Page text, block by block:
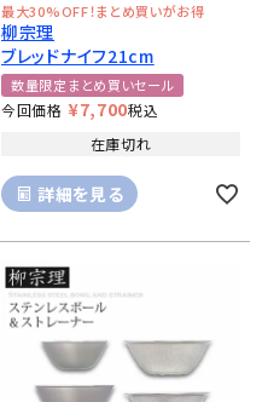
最大30%OFF！まとめ買いがお得
柳宗理
ブレッドナイフ21cm
数量限定まとめ買いセール
今回価格 ¥7,700税込
在庫切れ
詳細を見る